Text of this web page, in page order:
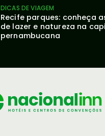
DICAS DE VIAGEM
Recife parques: conheça
de lazer e natureza na
pernambucana